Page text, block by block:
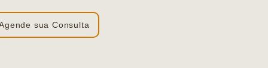
sua Consulta